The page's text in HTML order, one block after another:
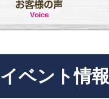
イベント情報